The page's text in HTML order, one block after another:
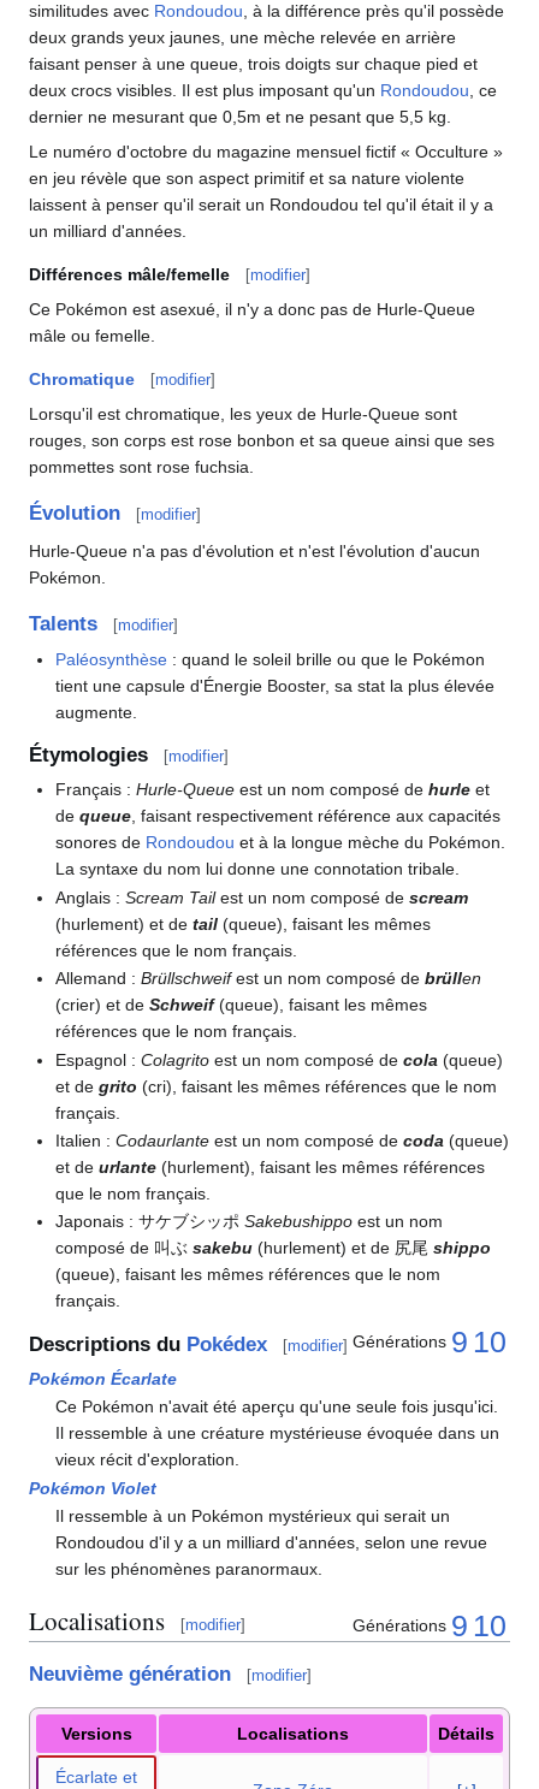
similitudes avec Rondoudou , à la différence près qu'il possède
deux grands yeux jaunes, une mèche relevée en arrière
faisant penser à une queue, trois doigts sur chaque pied et
deux crocs visibles. Il est plus imposant qu'un Rondoudou , ce
dernier ne mesurant que 0,5m et ne pesant que 5,5 kg.
Le numéro d'octobre du magazine mensuel fictif « Occulture »
en jeu révèle que son aspect primitif et sa nature violente
laissent à penser qu'il serait un Rondoudou tel qu'il était il y a
un milliard d'années.
Différences mâle/femelle [modifier]
Ce Pokémon est asexué, il n'y a donc pas de Hurle-Queue
mâle ou femelle.
Chromatique [modifier]
Lorsqu'il est chromatique, les yeux de Hurle-Queue sont
rouges, son corps est rose bonbon et sa queue ainsi que ses
pommettes sont rose fuchsia.
Évolution [modifier]
Hurle-Queue n'a pas d'évolution et n'est l'évolution d'aucun
Pokémon.
Talents [modifier]
Paléosynthèse : quand le soleil brille ou que le Pokémon
tient une capsule d'Énergie Booster, sa stat la plus élevée
augmente.
Étymologies [modifier]
Français :Hurle-Queue est un nom composé dehurle et
dequeue, faisant respectivement référence aux capacités
sonores de Rondoudou et à la longue mèche du Pokémon.
La syntaxe du nom lui donne une connotation tribale.
Anglais :Scream Tailest un nom composé descream
(hurlement) et detail (queue), faisant les mêmes
références que le nom français.
Allemand :Brüllschweifest un nom composé debrüllen
(crier) et deSchweif(queue), faisant les mêmes
références que le nom français.
Espagnol :Colagrito est un nom composé decola (queue)
et degrito (cri), faisant les mêmes références que le nom
français.
Italien :Codaurlante est un nom composé decoda (queue)
et deurlante (hurlement), faisant les mêmes références
que le nom français.
Japonais : サケブシッポSakebushippo est un nom
composé de 叫ぶsakebu (hurlement) et de 尻尾shippo
(queue), faisant les mêmes références que le nom
français.
Descriptions du Pokédex [modifier] Générations 9 10
Pokémon Écarlate
Ce Pokémon n'avait été aperçu qu'une seule fois jusqu'ici.
Il ressemble à une créature mystérieuse évoquée dans un
vieux récit d'exploration.
Pokémon Violet
Il ressemble à un Pokémon mystérieux qui serait un
Rondoudou d'il y a un milliard d'années, selon une revue
sur les phénomènes paranormaux.
Localisations [modifier] Générations 9 10
Neuvième génération [modifier]
Versions Localisations Détails
Écarlate et